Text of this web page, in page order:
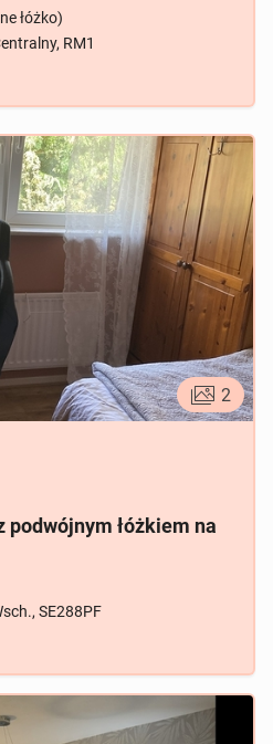
łóżko)
RM1
2
podwójnym łóżkiem na
SE288PF